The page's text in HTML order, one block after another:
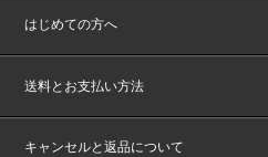
はじめての方へ
送料とお支払い方法
キャンセルと返品について